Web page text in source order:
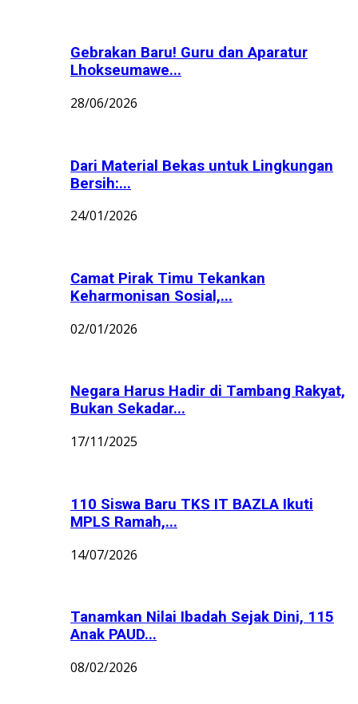
Gebrakan Baru! Guru dan Aparatur
Lhokseumawe...
28/06/2026
Dari Material Bekas untuk Lingkungan
Bersih:...
24/01/2026
Camat Pirak Timu Tekankan
Keharmonisan Sosial,...
02/01/2026
Negara Harus Hadir di Tambang Rakyat,
Bukan Sekadar...
17/11/2025
110 Siswa Baru TKS IT BAZLA Ikuti
MPLS Ramah,...
14/07/2026
Tanamkan Nilai Ibadah Sejak Dini, 115
Anak PAUD...
08/02/2026